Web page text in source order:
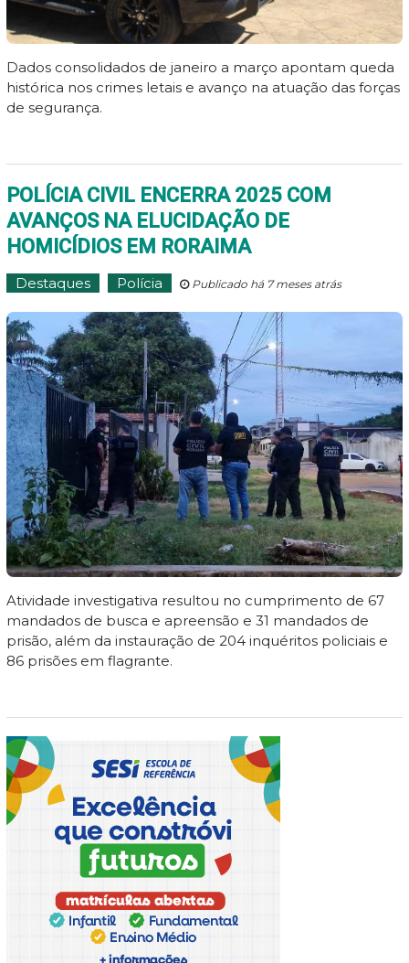
Dados consolidados de janeiro a março apontam queda
histórica nos crimes letais e avanço na atuação das forças
de segurança.
POLÍCIA CIVIL ENCERRA 2025 COM
AVANÇOS NA ELUCIDAÇÃO DE
HOMICÍDIOS EM RORAIMA
Destaques Polícia Publicado há 7 meses atrás
Atividade investigativa resultou no cumprimento de 67
mandados de busca e apreensão e 31 mandados de
prisão, além da instauração de 204 inquéritos policiais e
86 prisões em flagrante.